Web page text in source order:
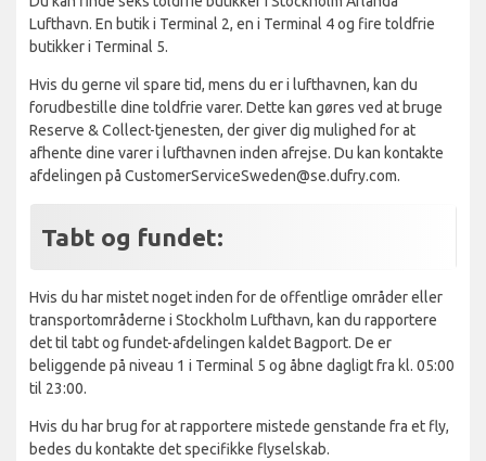
Lufthavn. En butik i Terminal 2, en i Terminal 4 og fire toldfrie
butikker i Terminal 5.
Hvis du gerne vil spare tid, mens du er i lufthavnen, kan du
forudbestille dine toldfrie varer. Dette kan gøres ved at bruge
Reserve & Collect-tjenesten, der giver dig mulighed for at
afhente dine varer i lufthavnen inden afrejse. Du kan kontakte
afdelingen på CustomerServiceSweden@se.dufry.com.
Tabt og fundet:
Hvis du har mistet noget inden for de offentlige områder eller
transportområderne i Stockholm Lufthavn, kan du rapportere
det til tabt og fundet-afdelingen kaldet Bagport. De er
beliggende på niveau 1 i Terminal 5 og åbne dagligt fra kl. 05:00
til 23:00.
Hvis du har brug for at rapportere mistede genstande fra et fly,
bedes du kontakte det specifikke flyselskab.